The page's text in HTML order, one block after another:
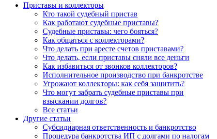
Приставы и коллекторы
Кто такой судебный пристав
Как работают судебные приставы?
Судебные приставы: чего бояться?
Как общаться с коллекторами?
Что делать при аресте счетов приставами?
Что делать, если приставы сняли все деньги
Как избавиться от звонков коллекторов?
Исполнительное производство при банкротстве
Угрожают коллекторы: как себя защитить?
Что могут забрать судебные приставы при
взыскании долгов?
Все статьи
Другие статьи
Субсидиарная ответственность и банкротство
Процедура банкротства ИП с долгами по налогам